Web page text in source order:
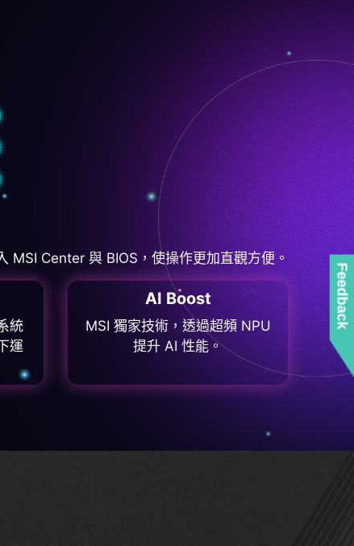
MSI Center 與 BIOS，使操作更加直觀方便。
統
運
AI Boost
MSI 獨家技術，透過超頻 NPU
提升 AI 性能。
Feedback